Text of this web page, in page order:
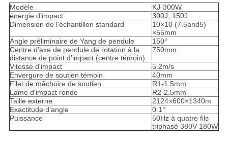
Modèle
KJ-300W
énergie d'impact
300J, 150J
Dimension de l'échantillon standard
10×10 (7.5and5)
×55mm
Angle préliminaire de Yang de pendule
150°
Centre d'axe de pendule de rotation à la
distance de point d'impact (centre témoin)
750mm
Vitesse d'impact
5.2m/s
Envergure de soutien témoin
40mm
Filet de mâchoire de soutien
R1-1.5mm
Lame d'impact ronde
R2-2.5mm
Taille externe
2124×600×1340m
Exactitude d'angle
0.1°
Puissance
50Hz à quatre fils
triphasé 380V 180W